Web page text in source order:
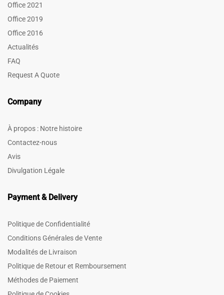
Office 2021
Office 2019
Office 2016
Actualités
FAQ
Request A Quote
Company
À propos : Notre histoire
Contactez-nous
Avis
Divulgation Légale
Payment & Delivery
Politique de Confidentialité
Conditions Générales de Vente
Modalités de Livraison
Politique de Retour et Remboursement
Méthodes de Paiement